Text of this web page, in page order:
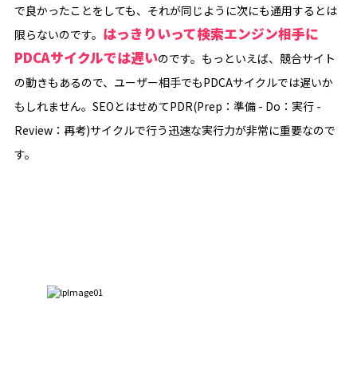
で良かったことをしても、それが同じように次にも通用するとは
限らないのです。 はっきりいって検索エンジン相手に
PDCAサイクルでは遅いのです。もっといえば、競合サイト
の動きもあるので、ユーザー相手でもPDCAサイクルでは遅いか
もしれません。SEOとはせめてPDR(Prep：準備 - Do：実行 -
Review：再考)サイクルで行う迅速な実行力が非常に重要なので
す。